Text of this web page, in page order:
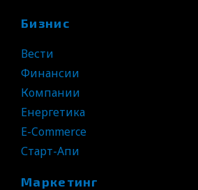
Бизнис
Вести
Финансии
Компании
Енергетика
E-Commerce
Старт-Апи
Маркетинг